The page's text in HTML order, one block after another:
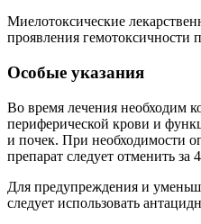
Миелотоксические
проявления гемотоксичности
Особые указания
Во время лечения необходим
периферической крови и
и почек. При необходимости
препарат следует отменить за
Для предупреждения и
следует использовать